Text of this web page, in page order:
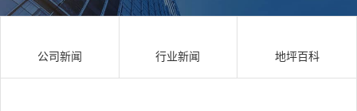
中
例
公司新闻 行业新闻 地坪百科